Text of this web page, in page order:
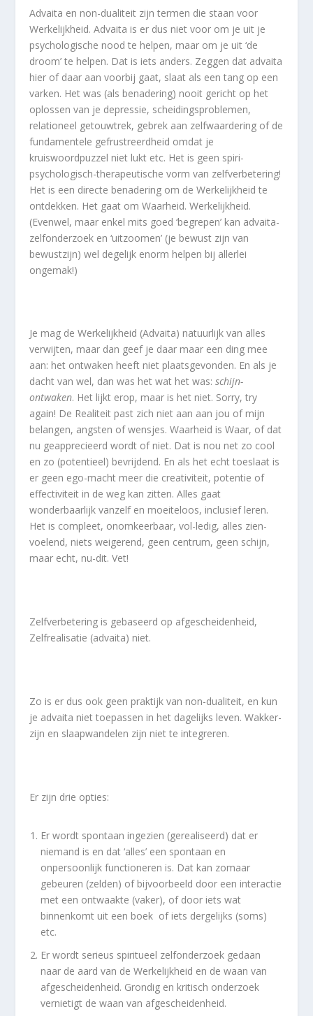
Advaita en non-dualiteit zijn termen die staan voor
Werkelijkheid. Advaita is er dus niet voor om je uit je
psychologische nood te helpen, maar om je uit ‘de
droom’ te helpen. Dat is iets anders. Zeggen dat advaita
hier of daar aan voorbij gaat, slaat als een tang op een
varken. Het was (als benadering) nooit gericht op het
oplossen van je depressie, scheidingsproblemen,
relationeel getouwtrek, gebrek aan zelfwaardering of de
fundamentele gefrustreerdheid omdat je
kruiswoordpuzzel niet lukt etc. Het is geen spiri-
psychologisch-therapeutische vorm van zelfverbetering!
Het is een directe benadering om de Werkelijkheid te
ontdekken. Het gaat om Waarheid. Werkelijkheid.
(Evenwel, maar enkel mits goed ‘begrepen’ kan advaita-
zelfonderzoek en ‘uitzoomen’ (je bewust zijn van
bewustzijn) wel degelijk enorm helpen bij allerlei
ongemak!)
Je mag de Werkelijkheid (Advaita) natuurlijk van alles
verwijten, maar dan geef je daar maar een ding mee
aan: het ontwaken heeft niet plaatsgevonden. En als je
dacht van wel, dan was het wat het was:schijn-
ontwaken. Het lijkt erop, maar is het niet. Sorry, try
again! De Realiteit past zich niet aan aan jou of mijn
belangen, angsten of wensjes. Waarheid is Waar, of dat
nu geapprecieerd wordt of niet. Dat is nou net zo cool
en zo (potentieel) bevrijdend. En als het echt toeslaat is
er geen ego-macht meer die creativiteit, potentie of
effectiviteit in de weg kan zitten. Alles gaat
wonderbaarlijk vanzelf en moeiteloos, inclusief leren.
Het is compleet, onomkeerbaar, vol-ledig, alles zien-
voelend, niets weigerend, geen centrum, geen schijn,
maar echt, nu-dit. Vet!
Zelfverbetering is gebaseerd op afgescheidenheid,
Zelfrealisatie (advaita) niet.
Zo is er dus ook geen praktijk van non-dualiteit, en kun
je advaita niet toepassen in het dagelijks leven. Wakker-
zijn en slaapwandelen zijn niet te integreren.
Er zijn drie opties:
Er wordt spontaan ingezien (gerealiseerd) dat er
niemand is en dat ‘alles’ een spontaan en
onpersoonlijk functioneren is. Dat kan zomaar
gebeuren (zelden) of bijvoorbeeld door een interactie
met een ontwaakte (vaker), of door iets wat
binnenkomt uit een boek of iets dergelijks (soms)
etc.
Er wordt serieus spiritueel zelfonderzoek gedaan
naar de aard van de Werkelijkheid en de waan van
afgescheidenheid. Grondig en kritisch onderzoek
vernietigt de waan van afgescheidenheid.